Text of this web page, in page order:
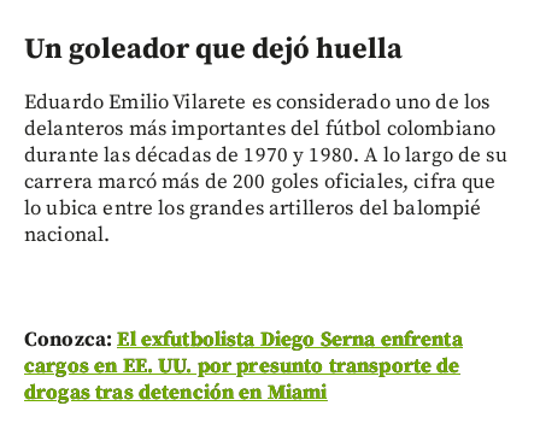
Un goleador que dejó huella
Eduardo Emilio Vilarete es considerado uno de los
delanteros más importantes del fútbol colombiano
durante las décadas de 1970 y 1980. A lo largo de su
carrera marcó más de 200 goles oficiales, cifra que
lo ubica entre los grandes artilleros del balompié
nacional.
Conozca:El exfutbolista Diego Serna enfrenta
cargos en EE. UU. por presunto transporte de
drogas tras detención en Miami